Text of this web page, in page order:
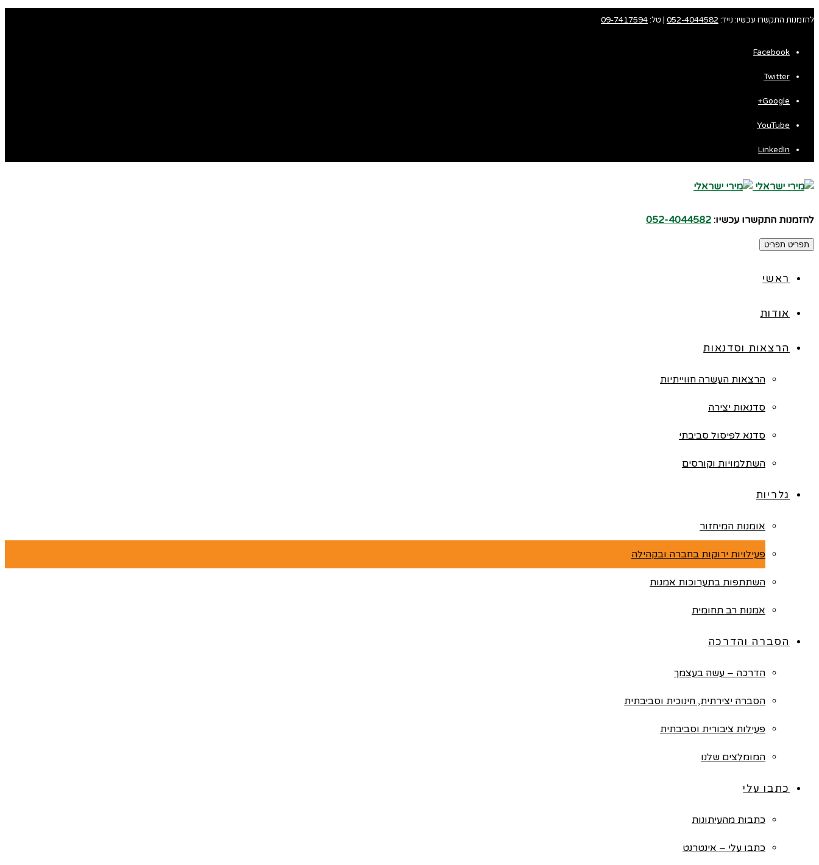
להזמנות התקשרו עכשיו: נייד: 052-4044582 | טל:09-7417594
Facebook
Twitter
Google+
YouTube
LinkedIn
להזמנות התקשרו עכשיו: 052-4044582
תפריט תפריט
ראשי
אודות
הרצאות וסדנאות
הרצאות העשרה חווייתיות
סדנאות יצירה
סדנא לפיסול סביבתי
השתלמויות וקורסים
גלריות
אומנות המיחזור
פעילויות ירוקות בחברה ובקהילה
השתתפות בתערוכות אמנות
אמנות רב תחומית
הסברה והדרכה
הדרכה – עשה בעצמך
הסברה יצירתית, חינוכית וסביבתית
פעילות ציבורית וסביבתית
המומלצים שלנו
כתבו עלי
כתבות מהעיתונות
כתבו עלי – אינטרנט